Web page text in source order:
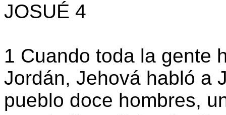
JOSUÉ 4
1 Cuando toda la gente
Jordán, Jehová habló a
pueblo doce hombres,